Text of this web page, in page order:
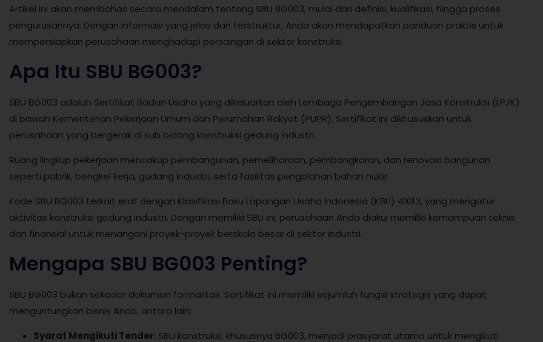
Artikel ini akan membahas secara mendalam tentang SBU BG003, mulai dari definisi, kualifikasi, hingga proses
pengurusannya. Dengan informasi yang jelas dan terstruktur, Anda akan mendapatkan panduan praktis untuk
mempersiapkan perusahaan menghadapi persaingan di sektor konstruksi.
Apa Itu SBU BG003?
SBU BG003 adalah Sertifikat Badan Usaha yang dikeluarkan oleh Lembaga Pengembangan Jasa Konstruksi (LPJK)
di bawah Kementerian Pekerjaan Umum dan Perumahan Rakyat (PUPR). Sertifikat ini dikhususkan untuk
perusahaan yang bergerak di sub bidang konstruksi gedung industri.
Ruang lingkup pekerjaan mencakup pembangunan, pemeliharaan, pembongkaran, dan renovasi bangunan
seperti pabrik, bengkel kerja, gudang industri, serta fasilitas pengolahan bahan nuklir.
Kode SBU BG003 terkait erat dengan Klasifikasi Baku Lapangan Usaha Indonesia (KBLI) 41013, yang mengatur
aktivitas konstruksi gedung industri. Dengan memiliki SBU ini, perusahaan Anda diakui memiliki kemampuan teknis
dan finansial untuk menangani proyek-proyek berskala besar di sektor industri.
Mengapa SBU BG003 Penting?
SBU BG003 bukan sekadar dokumen formalitas. Sertifikat ini memiliki sejumlah fungsi strategis yang dapat
menguntungkan bisnis Anda, antara lain:
Syarat Mengikuti Tender: SBU konstruksi, khususnya BG003, menjadi prasyarat utama untuk mengikuti